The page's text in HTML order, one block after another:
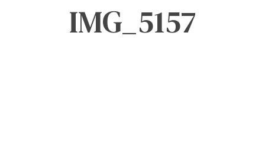
IMG_5157